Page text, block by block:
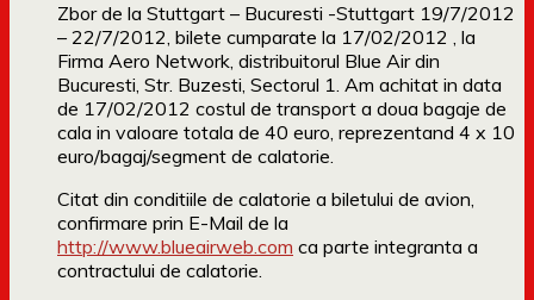
Zbor de la Stuttgart – Bucuresti -Stuttgart 19/7/2012
– 22/7/2012, bilete cumparate la 17/02/2012 , la
Firma Aero Network, distribuitorul Blue Air din
Bucuresti, Str. Buzesti, Sectorul 1. Am achitat in data
de 17/02/2012 costul de transport a doua bagaje de
cala in valoare totala de 40 euro, reprezentand 4 x 10
euro/bagaj/segment de calatorie.
Citat din conditiile de calatorie a biletului de avion,
confirmare prin E-Mail de la
http://www.blueairweb.com ca parte integranta a
contractului de calatorie.